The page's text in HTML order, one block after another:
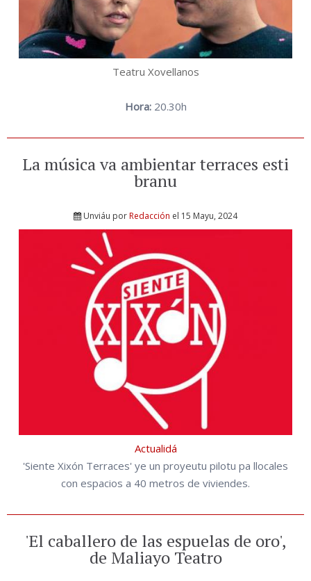
Teatru Xovellanos
Hora:20.30h
La música va ambientar terraces esti
branu
Unviáu porRedacción el 15 Mayu, 2024
Actualidá
'Siente Xixón Terraces' ye un proyeutu pilotu pa llocales
con espacios a 40 metros de viviendes.
'El caballero de las espuelas de oro',
de Maliayo Teatro